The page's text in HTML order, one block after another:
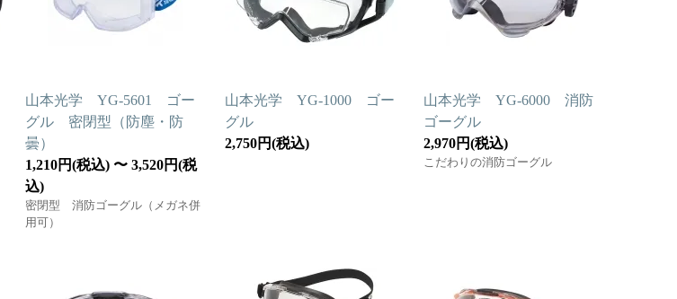
山本光学 YG-5601 ゴー
グル 密閉型（防塵・防
曇）
1,210円(税込) 〜 3,520円(税
込)
密閉型 消防ゴーグル（メガネ併
用可）
山本光学 YG-1000 ゴー
グル
2,750円(税込)
山本光学 YG-6000 消防
ゴーグル
2,970円(税込)
こだわりの消防ゴーグル